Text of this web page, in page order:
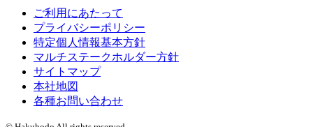
ご利用にあたって
プライバシーポリシー
特定個人情報基本方針
マルチステークホルダー方針
サイトマップ
本社地図
各種お問い合わせ